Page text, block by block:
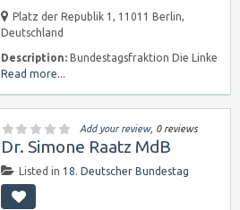
Platz der Republik 1, 11011 Berlin,
Deutschland
Description: Bundestagsfraktion Die Linke
Read more...
Add your review, 0 reviews
Dr. Simone Raatz MdB
Listed in 18. Deutscher Bundestag